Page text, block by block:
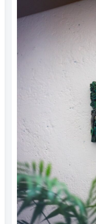
ve dar yapısıyla su